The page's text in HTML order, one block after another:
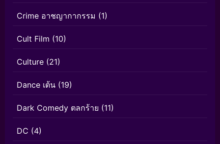
Crime อาชญากากรรม (1)
Cult Film (10)
Culture (21)
Dance เต้น (19)
Dark Comedy ตลกร้าย (11)
DC (4)